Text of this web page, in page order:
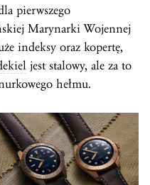
pierwszego
Marynarki Wojennej
indeksy oraz kopertę,
jest stalowy, ale za to
hełmu.